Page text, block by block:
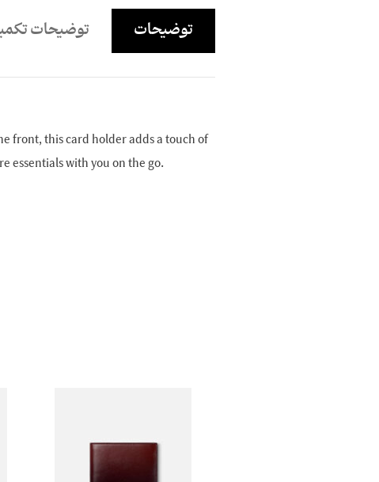
توضیحات توضیحات
front, this card holder adds a touch of
essentials with you on the go.